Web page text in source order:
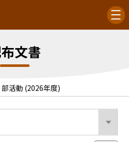
文書
部活動 (2026年度)